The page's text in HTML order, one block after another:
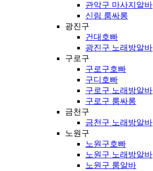
관악구 마사지알바
신림 룸싸롱
광진구
건대호빠
광진구 노래방알바
구로구
구로구호빠
구디호빠
구로구 노래방알바
구로구 룸싸롱
금천구
금천구 노래방알바
노원구
노원구호빠
노원구 노래방알바
노원구 룸알바